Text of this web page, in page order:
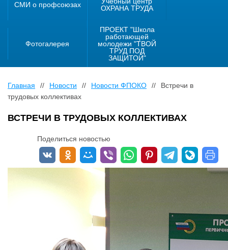
СМИ о профсоюзах
ОХРАНА ТРУДА
Фотогалерея
ПРОЕКТ "Школа
работающей
молодежи "ТВОЙ
ТРУД ПОД
ЗАЩИТОЙ"
Главная // Новости // Новости ФПОКО //
Встречи в
трудовых коллективах
ВСТРЕЧИ В ТРУДОВЫХ КОЛЛЕКТИВАХ
Поделиться новостью